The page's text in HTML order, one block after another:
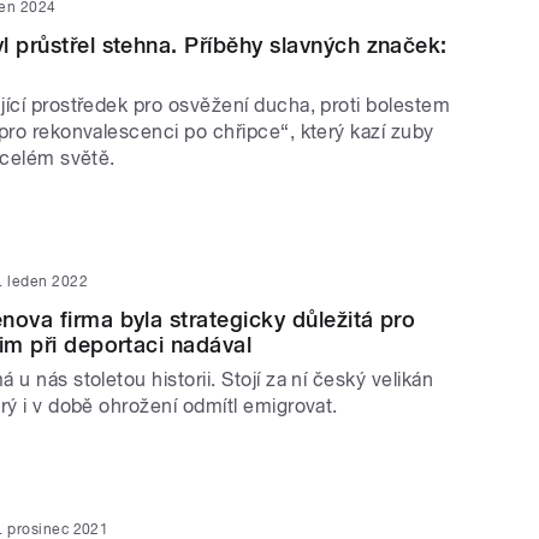
2024
průstřel stehna. Příběhy slavných značek:
prostředek pro osvěžení ducha, proti bolestem
rekonvalescenci po chřipce“, který kazí zuby
světě.
leden 2022
firma byla strategicky důležitá pro
při deportaci nadával
u nás stoletou historii. Stojí za ní český velikán
i v době ohrožení odmítl emigrovat.
prosinec 2021